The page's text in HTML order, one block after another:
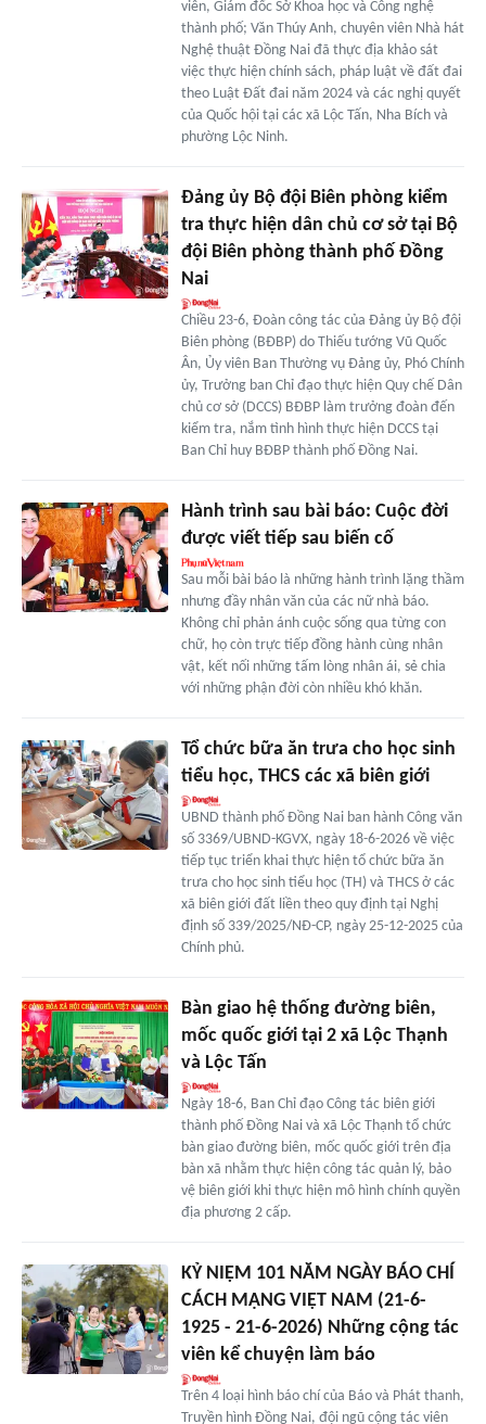
viên, Giám đốc Sở Khoa học và Công nghệ
thành phố; Văn Thúy Anh, chuyên viên Nhà hát
Nghệ thuật Đồng Nai đã thực địa khảo sát
việc thực hiện chính sách, pháp luật về đất đai
theo Luật Đất đai năm 2024 và các nghị quyết
của Quốc hội tại các xã Lộc Tấn, Nha Bích và
phường Lộc Ninh.
Đảng ủy Bộ đội Biên phòng kiểm
tra thực hiện dân chủ cơ sở tại Bộ
đội Biên phòng thành phố Đồng
Nai
Chiều 23-6, Đoàn công tác của Đảng ủy Bộ đội
Biên phòng (BĐBP) do Thiếu tướng Vũ Quốc
Ân, Ủy viên Ban Thường vụ Đảng ủy, Phó Chính
ủy, Trưởng ban Chỉ đạo thực hiện Quy chế Dân
chủ cơ sở (DCCS) BĐBP làm trưởng đoàn đến
kiểm tra, nắm tình hình thực hiện DCCS tại
Ban Chỉ huy BĐBP thành phố Đồng Nai.
Hành trình sau bài báo: Cuộc đời
được viết tiếp sau biến cố
Sau mỗi bài báo là những hành trình lặng thầm
nhưng đầy nhân văn của các nữ nhà báo.
Không chỉ phản ánh cuộc sống qua từng con
chữ, họ còn trực tiếp đồng hành cùng nhân
vật, kết nối những tấm lòng nhân ái, sẻ chia
với những phận đời còn nhiều khó khăn.
Tổ chức bữa ăn trưa cho học sinh
tiểu học, THCS các xã biên giới
UBND thành phố Đồng Nai ban hành Công văn
số 3369/UBND-KGVX, ngày 18-6-2026 về việc
tiếp tục triển khai thực hiện tổ chức bữa ăn
trưa cho học sinh tiểu học (TH) và THCS ở các
xã biên giới đất liền theo quy định tại Nghị
định số 339/2025/NĐ-CP, ngày 25-12-2025 của
Chính phủ.
Bàn giao hệ thống đường biên,
mốc quốc giới tại 2 xã Lộc Thạnh
và Lộc Tấn
Ngày 18-6, Ban Chỉ đạo Công tác biên giới
thành phố Đồng Nai và xã Lộc Thạnh tổ chức
bàn giao đường biên, mốc quốc giới trên địa
bàn xã nhằm thực hiện công tác quản lý, bảo
vệ biên giới khi thực hiện mô hình chính quyền
địa phương 2 cấp.
KỶ NIỆM 101 NĂM NGÀY BÁO CHÍ
CÁCH MẠNG VIỆT NAM (21-6-
1925 - 21-6-2026) Những cộng tác
viên kể chuyện làm báo
Trên 4 loại hình báo chí của Báo và Phát thanh,
Truyền hình Đồng Nai, đội ngũ cộng tác viên